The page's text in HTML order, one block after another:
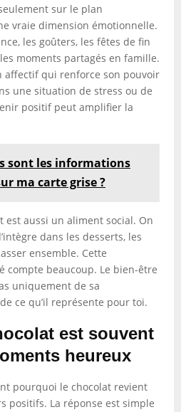
sur le plan
vraie dimension émotionnelle.
les goûters, les fêtes de fin
moments partagés en famille.
affectif qui renforce son pouvoir
une situation de stress ou de
positif peut amplifier la
sont les informations
ma carte grise ?
est aussi un aliment social. On
dans les desserts, les
ensemble. Cette
compte beaucoup. Le bien-être
uniquement de sa
ce qu’il représente pour toi.
est souvent
heureux
pourquoi le chocolat revient
positifs. La réponse est simple